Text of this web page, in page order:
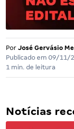
Por José Gervásio
Publicado em 09/11/
1 min. de leitura
Notícias